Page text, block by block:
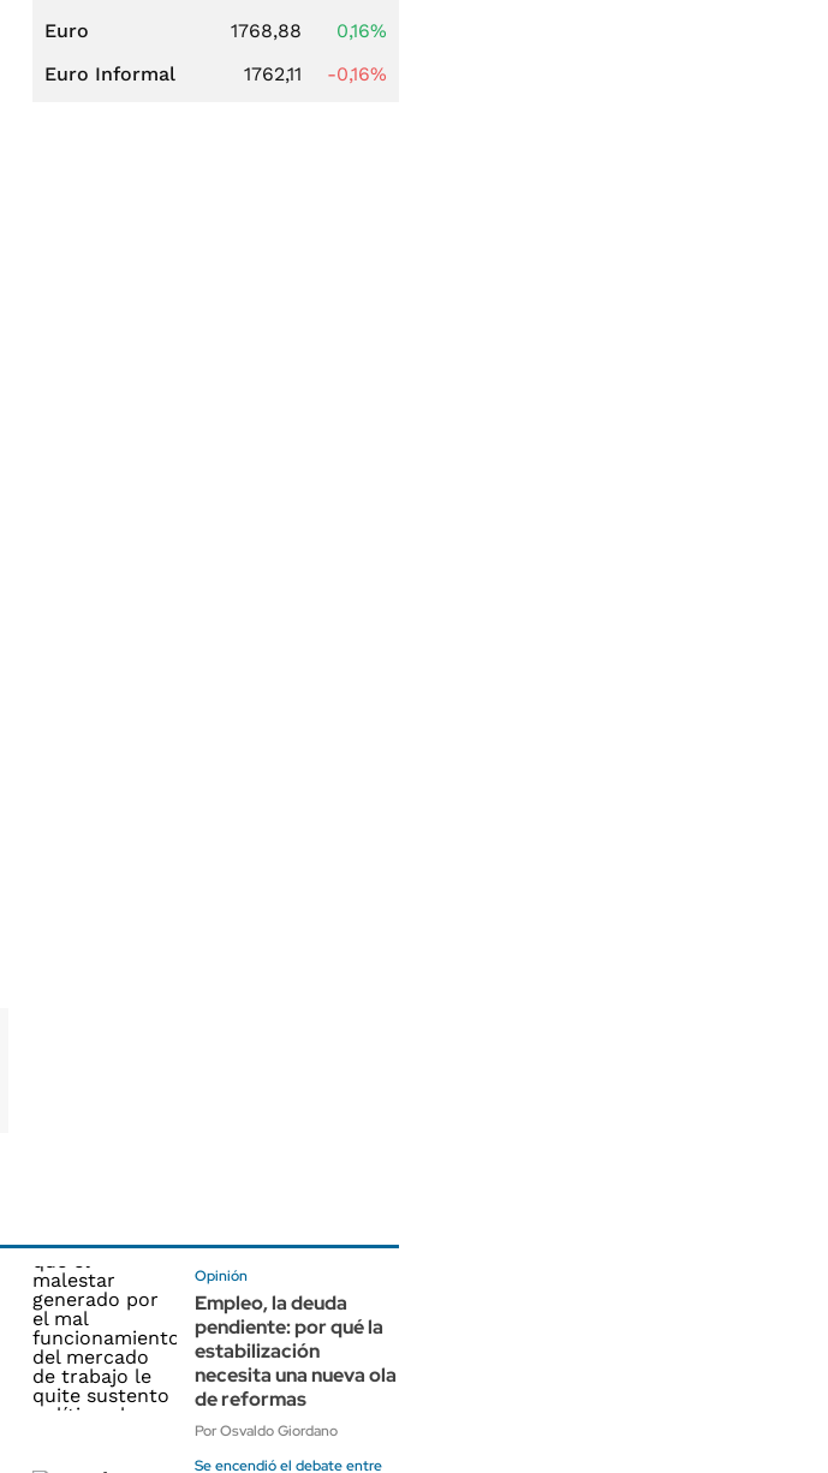
Euro
1768,88
0,16%
Euro Informal
1762,11 -0,16%
Opinión
Empleo, la deuda
pendiente: por qué la
estabilización
necesita una nueva ola
de reformas
Por Osvaldo Giordano
Se encendió el debate entre